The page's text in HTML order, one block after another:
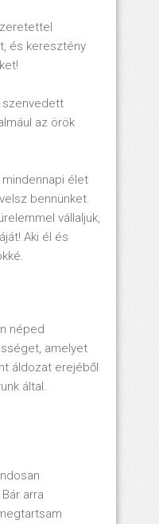
és keresztény
szenvedett
az örök
mindennapi élet
bennünket.
vállaljuk,
Aki él és
néped
amelyet
áldozat erejéből
által.
arra